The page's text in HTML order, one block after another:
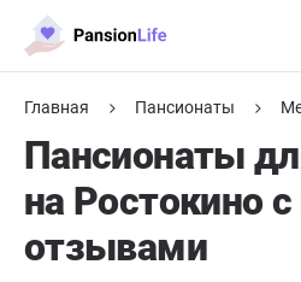
Главная Пансионаты
Пансионаты
на Ростокино
отзывами